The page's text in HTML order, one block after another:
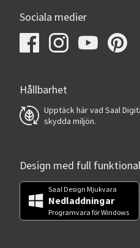
Sociala medier
Hållbarhet
Upptäck här vad Saal
skydda miljön.
Design med full
Saal Design Mjukvara
Nedladdningar
Programvara för Windows